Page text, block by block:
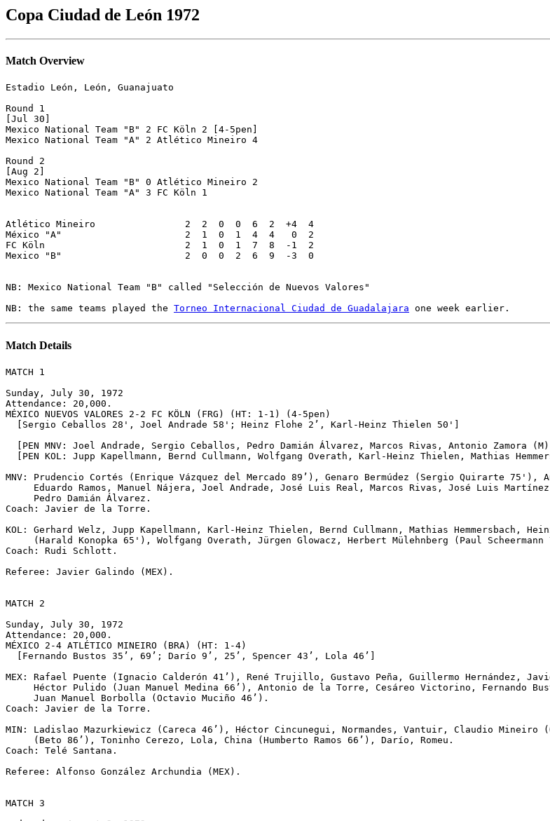
Copa Ciudad de León 1972
Match Overview
Estadio León, León, Guanajuato
Round 1
[Jul 30]
Mexico National Team "B" 2 FC Köln 2 [4-5pen]
Mexico National Team "A" 2 Atlético Mineiro 4
Round 2
[Aug 2]
Mexico National Team "B" 0 Atlético Mineiro 2
Mexico National Team "A" 3 FC Köln 1
Atlético Mineiro		2  2  0  0  6  2  +4  4
México "A"	        	2  1  0  1  4  4   0  2
FC Köln				2  1  0  1  7  8  -1  2
Mexico "B"	                2  0  0  2  6  9  -3  0
NB: Mexico National Team "B" called "Selección de Nuevos Valores"
NB: the same teams played the Torneo Internacional Ciudad de Guadalajara
Match Details
MATCH 1
Sunday, July 30, 1972
Attendance: 20,000.
MÉXICO NUEVOS VALORES 2-2 FC KÖLN (FRG) (HT: 1-1) (4-5pen)
  [Sergio Ceballos 28', Joel Andrade 58'; Heinz Flohe 2’, Karl-Heinz Thielen 50']
  [PEN MNV: Joel Andrade, Sergio Ceballos, Pedro Damián Álvarez, Marcos Rivas, Antonio Zamora (M)]
[PEN KOL: Jupp Kapellmann, Bernd Cullmann, Wolfgang Overath, Karl-Heinz Thielen, Mathias
MNV: Prudencio Cortés (Enrique Vázquez del Mercado 89’), Genaro Bermúdez (Sergio Quirarte 75'),
Eduardo Ramos, Manuel Nájera, Joel Andrade, José Luis Real, Marcos Rivas, José Luis
     Pedro Damián Álvarez.
Coach: Javier de la Torre.
KOL: Gerhard Welz, Jupp Kapellmann, Karl-Heinz Thielen, Bernd Cullmann, Mathias Hemmersbach,
(Harald Konopka 65'), Wolfgang Overath, Jürgen Glowacz, Herbert Mülehnberg (Paul Scheermann
Coach: Rudi Schlott.
Referee: Javier Galindo (MEX).
MATCH 2
Sunday, July 30, 1972
Attendance: 20,000.
MÉXICO 2-4 ATLÉTICO MINEIRO (BRA) (HT: 1-4)
  [Fernando Bustos 35’, 69’; Darío 9’, 25’, Spencer 43’, Lola 46’]
MEX: Rafael Puente (Ignacio Calderón 41’), René Trujillo, Gustavo Peña, Guillermo Hernández,
Héctor Pulido (Juan Manuel Medina 66’), Antonio de la Torre, Cesáreo Victorino, Fernando
     Juan Manuel Borbolla (Octavio Muciño 46’).
Coach: Javier de la Torre.
MIN: Ladislao Mazurkiewicz (Careca 46’), Héctor Cincunegui, Normandes, Vantuir, Claudio Mineiro
     (Beto 86’), Toninho Cerezo, Lola, China (Humberto Ramos 66’), Darío, Romeu.
Coach: Telé Santana.
Referee: Alfonso González Archundia (MEX).
MATCH 3